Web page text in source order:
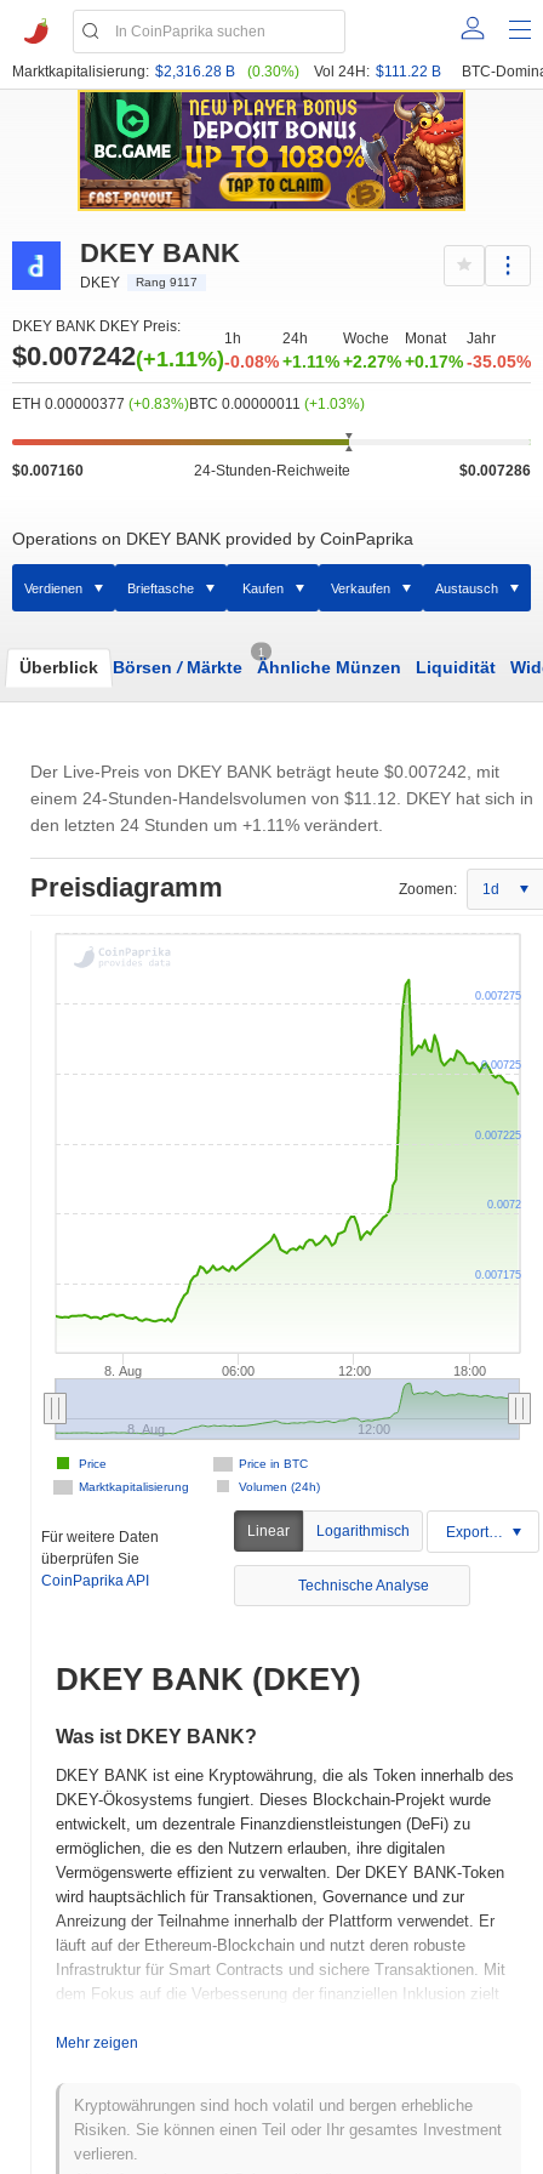
Marktkapitalisierung: $2,316.28 B (0.30%) Vol 24H: $111.22 B BTC-
DKEY BANK
DKEY Rang 9117
DKEY BANK DKEY Preis:
$0.007242(+1.11%)
1h
-0.08%
24h
+1.11%
Woche
+2.27%
Monat
+0.17%
Jahr
-35.05%
ETH 0.00000377 (+0.83%)BTC 0.00000011 (+1.03%)
$0.007160 24-Stunden-Reichweite $0.007286
Operations on DKEY BANK provided by CoinPaprika
Verdienen Brieftasche Kaufen Verkaufen Austausch
Überblick Börsen /Märkte
1
Ähnliche Münzen Liquidität
Der Live-Preis von DKEY BANK beträgt heute $0.007242 , mit
einem 24-Stunden-Handelsvolumen von $11.12 . DKEY hat sich in
den letzten 24 Stunden um +1.11% verändert.
Preisdiagramm Zoomen: 1d
8. Aug 06:00 12:00 18:00
Price in BTC
Marktkapitalisierung
Volumen (24h)
Price
8. Aug 12:00
0.007175
0.0072
0.007225
0.00725
0.007275
Für weitere Daten
überprüfen Sie
CoinPaprika API
Linear Logarithmisch Exportieren
Technische Analyse
DKEY BANK (DKEY)
Was ist DKEY BANK?
DKEY BANK ist eine Kryptowährung, die als Token innerhalb des
DKEY-Ökosystems fungiert. Dieses Blockchain-Projekt wurde
entwickelt, um dezentrale Finanzdienstleistungen (DeFi) zu
ermöglichen, die es den Nutzern erlauben, ihre digitalen
Vermögenswerte effizient zu verwalten. Der DKEY BANK-Token
wird hauptsächlich für Transaktionen, Governance und zur
Anreizung der Teilnahme innerhalb der Plattform verwendet. Er
läuft auf der Ethereum-Blockchain und nutzt deren robuste
Infrastruktur für Smart Contracts und sichere Transaktionen. Mit
dem Fokus auf die Verbesserung der finanziellen Inklusion zielt
Finanzlösungen zu stärken.
Wann und wie wurde DKEY BANK gegründet?
DKEY BANK (DKEY) wurde 2022 ins Leben gerufen, mit dem
Ziel, eine dezentrale Finanzplattform zu bieten, die sich auf die
Mehr zeigen
Kryptowährungen sind hoch volatil und bergen erhebliche
Risiken. Sie können einen Teil oder Ihr gesamtes Investment
verlieren.